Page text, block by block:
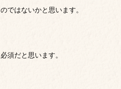
ではないかと思います。
須だと思います。